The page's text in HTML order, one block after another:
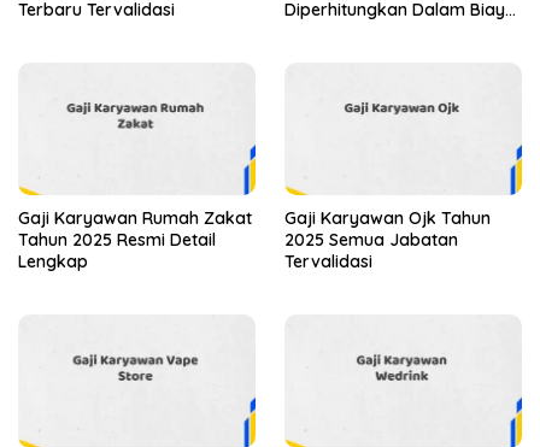
Terbaru Tervalidasi
Diperhitungkan Dalam Biaya
Gaji Karyawan Rumah Zakat
Tahun 2025 Resmi Detail
Lengkap
Gaji Karyawan Ojk Tahun
2025 Semua Jabatan
Tervalidasi